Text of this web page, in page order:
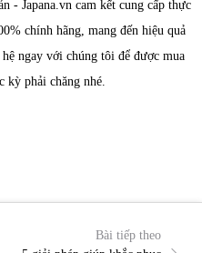
- Japana.vn cam kết cung cấp thực
chính hãng, mang đến hiệu quả
ngay với chúng tôi để được mua
kỳ phải chăng nhé.
Bài tiếp theo